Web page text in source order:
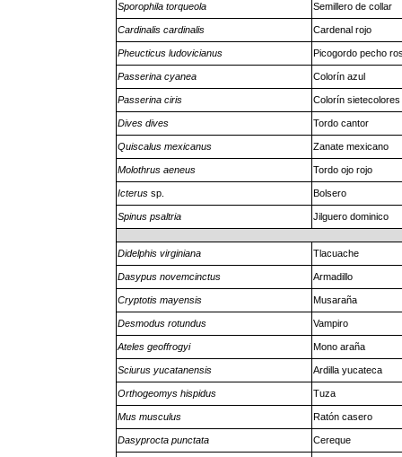
Sporophila torqueola Semillero de collar
Cardinalis cardinalis Cardenal rojo
Pheucticus ludovicianus Picogordo pecho
Passerina cyanea Colorín azul
Passerina ciris Colorín sietecolores
Dives dives Tordo cantor
Quiscalus mexicanus Zanate mexicano
Molothrus aeneus Tordo ojo rojo
Icterus sp. Bolsero
Spinus psaltria Jilguero dominico
Didelphis virginiana Tlacuache
Dasypus novemcinctus Armadillo
Cryptotis mayensis Musaraña
Desmodus rotundus Vampiro
Ateles geoffrogyi Mono araña
Sciurus yucatanensis Ardilla yucateca
Orthogeomys hispidus Tuza
Mus musculus Ratón casero
Dasyprocta punctata Cereque